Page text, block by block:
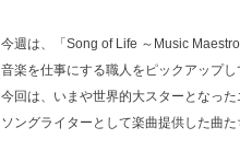
今週は、「Song of Life ～Music Maestro
音楽を仕事にする職人をピックアップし
今回は、いまや世界的大スターとなっ
ソングライターとして楽曲提供した曲た